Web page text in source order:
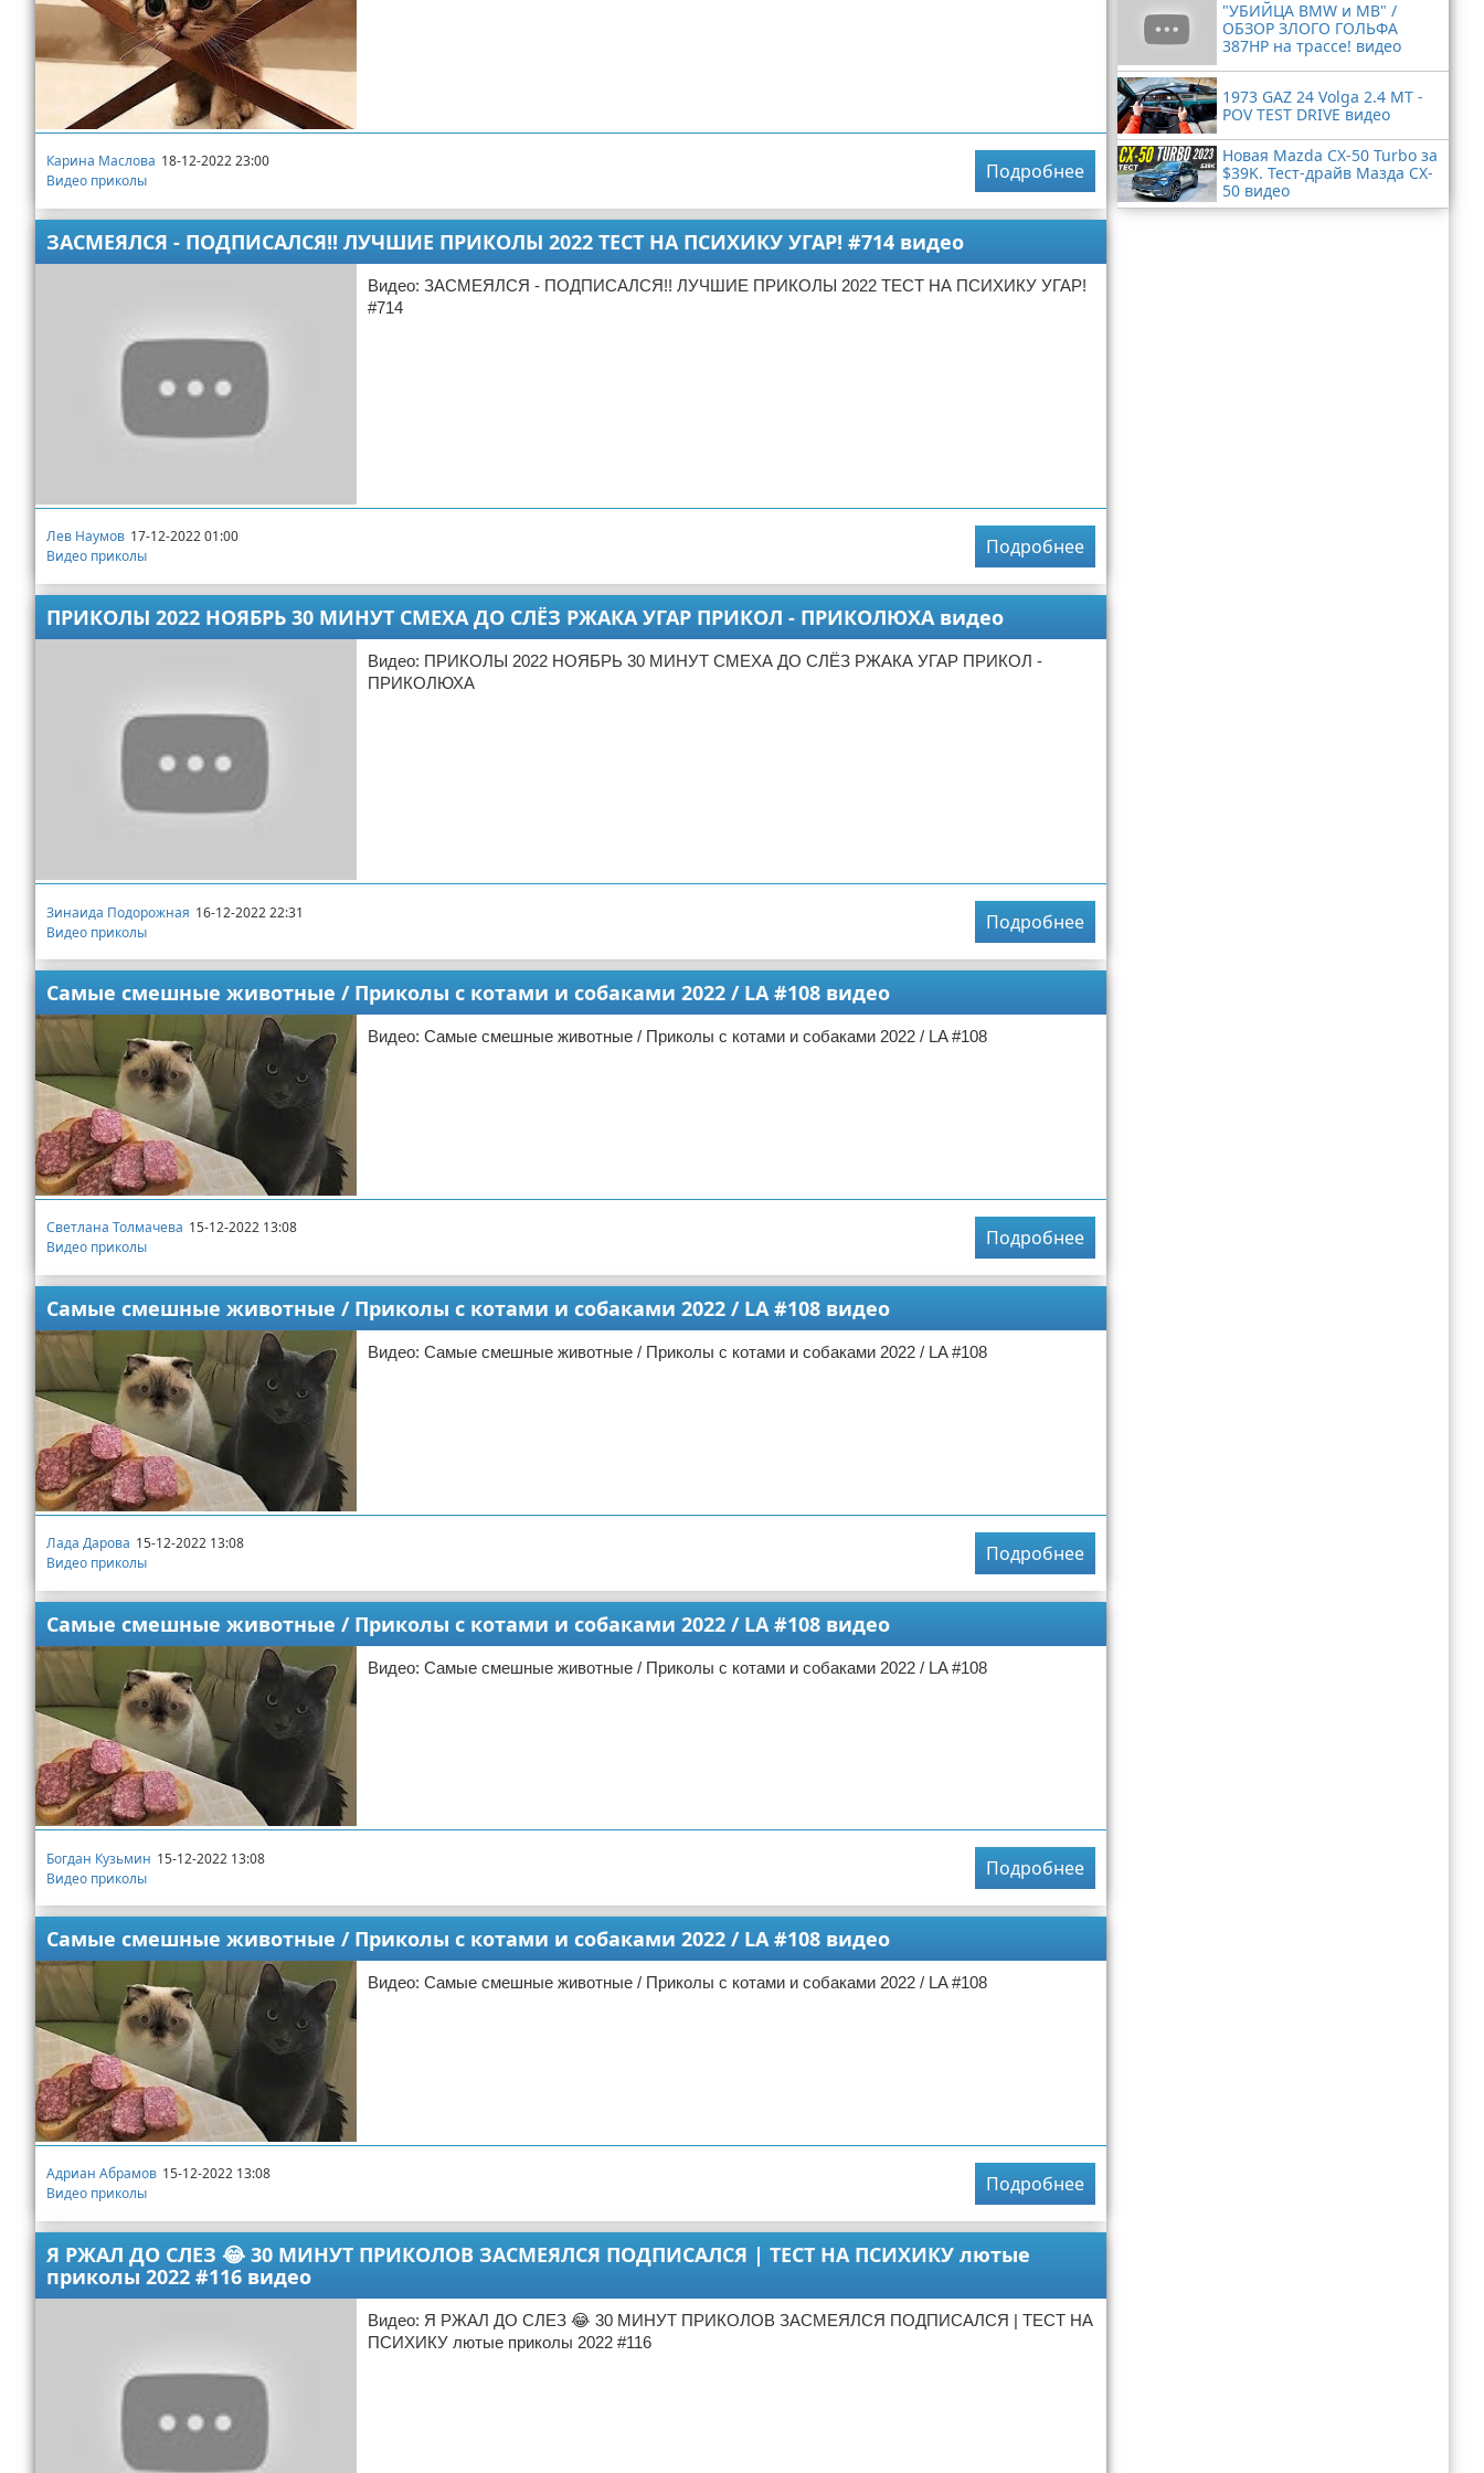
Карина Маслова 18-12-2022 23:00
Видео приколы
Подробнее
ЗАСМЕЯЛСЯ - ПОДПИСАЛСЯ!! ЛУЧШИЕ ПРИКОЛЫ 2022 ТЕСТ НА ПСИХИКУ УГАР! #714 видео
Видео: ЗАСМЕЯЛСЯ - ПОДПИСАЛСЯ!! ЛУЧШИЕ ПРИКОЛЫ 2022 ТЕСТ НА ПСИХИКУ УГАР!
#714
Лев Наумов 17-12-2022 01:00
Видео приколы
Подробнее
ПРИКОЛЫ 2022 НОЯБРЬ 30 МИНУТ СМЕХА ДО СЛЁЗ РЖАКА УГАР ПРИКОЛ - ПРИКОЛЮХА видео
Видео: ПРИКОЛЫ 2022 НОЯБРЬ 30 МИНУТ СМЕХА ДО СЛЁЗ РЖАКА УГАР ПРИКОЛ -
ПРИКОЛЮХА
Зинаида Подорожная 16-12-2022 22:31
Видео приколы
Подробнее
Самые смешные животные / Приколы с котами и собаками 2022 / LA #108 видео
Видео: Самые смешные животные / Приколы с котами и собаками 2022 / LA #108
Светлана Толмачева 15-12-2022 13:08
Видео приколы
Подробнее
Самые смешные животные / Приколы с котами и собаками 2022 / LA #108 видео
Видео: Самые смешные животные / Приколы с котами и собаками 2022 / LA #108
Лада Дарова 15-12-2022 13:08
Видео приколы
Подробнее
Самые смешные животные / Приколы с котами и собаками 2022 / LA #108 видео
Видео: Самые смешные животные / Приколы с котами и собаками 2022 / LA #108
Богдан Кузьмин 15-12-2022 13:08
Видео приколы
Подробнее
Самые смешные животные / Приколы с котами и собаками 2022 / LA #108 видео
Видео: Самые смешные животные / Приколы с котами и собаками 2022 / LA #108
Адриан Абрамов 15-12-2022 13:08
Видео приколы
Подробнее
Я РЖАЛ ДО СЛЕЗ 😂 30 МИНУТ ПРИКОЛОВ ЗАСМЕЯЛСЯ ПОДПИСАЛСЯ | ТЕСТ НА ПСИХИКУ лютые
приколы 2022 #116 видео
Видео: Я РЖАЛ ДО СЛЕЗ 😂 30 МИНУТ ПРИКОЛОВ ЗАСМЕЯЛСЯ ПОДПИСАЛСЯ | ТЕСТ НА
ПСИХИКУ лютые приколы 2022 #116
"УБИЙЦА BMW и MB" /
ОБЗОР ЗЛОГО ГОЛЬФА
387HP на трассе! видео
1973 GAZ 24 Volga 2.4 MT -
POV TEST DRIVE видео
Новая Mazda CX-50 Turbo за
$39K. Тест-драйв Мазда CX-
50 видео